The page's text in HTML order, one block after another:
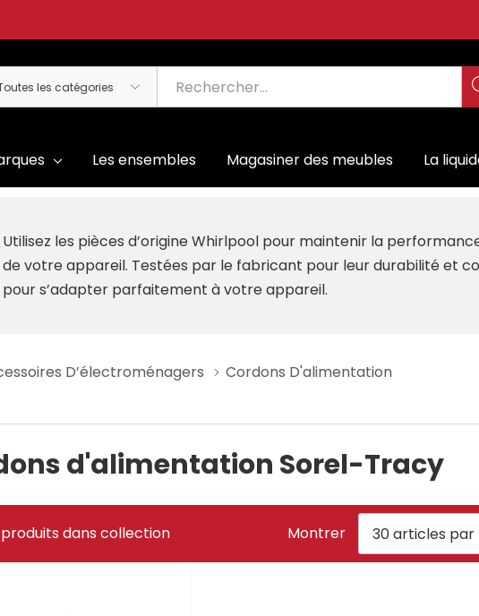
Les ensembles Magasiner des meubles La
Utilisez les pièces d’origine Whirlpool pour maintenir la
de votre appareil. Testées par le fabricant pour leur durabilité et
pour s’adapter parfaitement à votre appareil.
D’électroménagers Cordons D'alimentation
d'alimentation Sorel-Tracy
produits dans collection Montrer